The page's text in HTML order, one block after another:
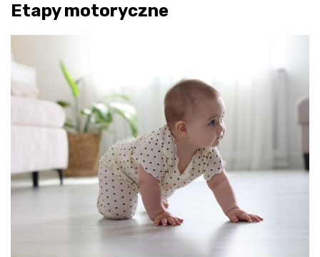
Etapy motoryczne